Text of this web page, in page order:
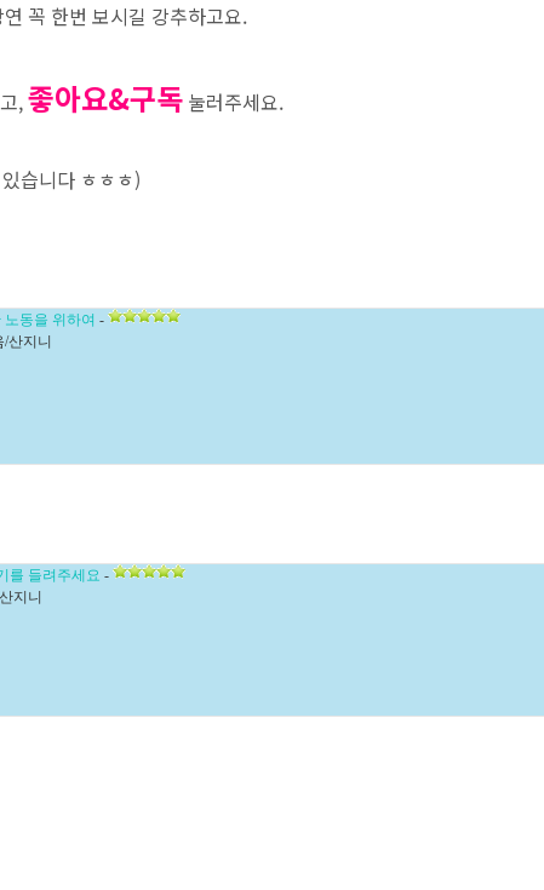
꼭 한번 보시길 강추하고요.
,좋아요&구독 눌러주세요.
습니다 ㅎㅎㅎ)
노동을 위하여 -
산지니
를 들려주세요 -
지니